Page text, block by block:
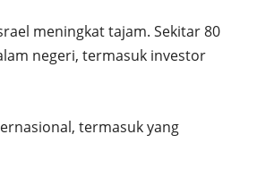
meningkat tajam. Sekitar 80
negeri, termasuk investor
termasuk yang